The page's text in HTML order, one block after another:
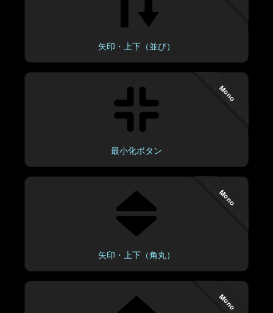
矢印・上下（並び）
Mono
最小化ボタン
Mono
矢印・上下（角丸）
Mono